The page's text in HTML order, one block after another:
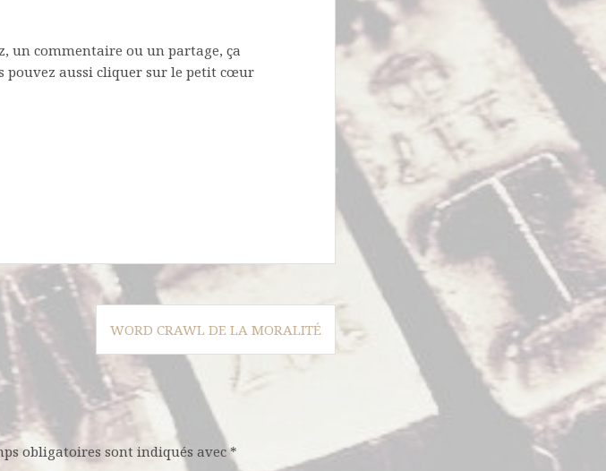
un commentaire ou un partage, ça
pouvez aussi cliquer sur le petit cœur
WORD CRAWL DE LA MORALITÉ
obligatoires sont indiqués avec*